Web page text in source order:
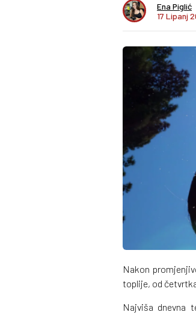
Ena Piglić
17 Lipanj
Nakon
toplije, od
Najviša dnevna